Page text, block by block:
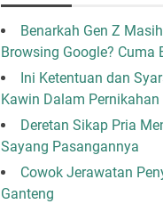
Benarkah Gen Z
Browsing Google? Cuma
Ini Ketentuan dan
Kawin Dalam Pernikahan
Deretan Sikap Pria
Sayang Pasangannya
Cowok Jerawatan
Ganteng